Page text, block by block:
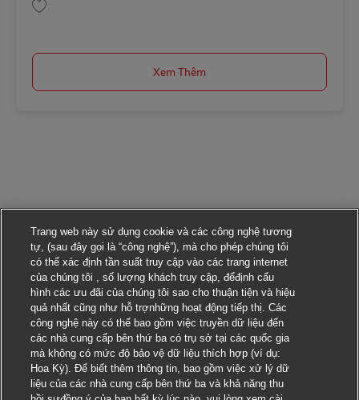
Xem Thêm
Trang web này sử dụng cookie và các công nghệ tương
tự, (sau đây gọi là “công nghệ”), mà cho phép chúng tôi
có thể xác định tần suất truy cập vào các trang internet
của chúng tôi , số lượng khách truy cập, đểđịnh cấu
hình các ưu đãi của chúng tôi sao cho thuận tiện và hiệu
quả nhất cũng như hỗ trợnhững hoạt động tiếp thị. Các
công nghệ này có thể bao gồm việc truyền dữ liệu đến
các nhà cung cấp bên thứ ba có trụ sở tại các quốc gia
mà không có mức độ bảo vệ dữ liệu thích hợp (ví dụ:
Hoa Kỳ). Để biết thêm thông tin, bao gồm việc xử lý dữ
liệu của các nhà cung cấp bên thứ ba và khả năng thu